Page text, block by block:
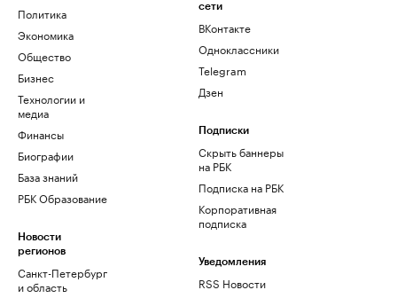
Политика
Экономика
Общество
Бизнес
Технологии и
медиа
Финансы
Биографии
База знаний
РБК Образование
Новости
регионов
Санкт-Петербург
и область
сети
ВКонтакте
Одноклассники
Telegram
Дзен
Подписки
Скрыть баннеры
на РБК
Подписка на РБК
Корпоративная
подписка
Уведомления
RSS Новости